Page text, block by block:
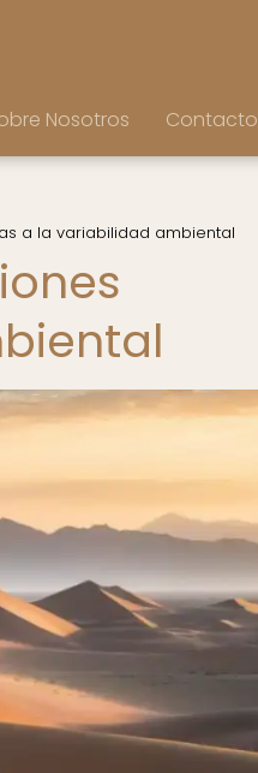
Nosotros Contacto
a la variabilidad ambiental